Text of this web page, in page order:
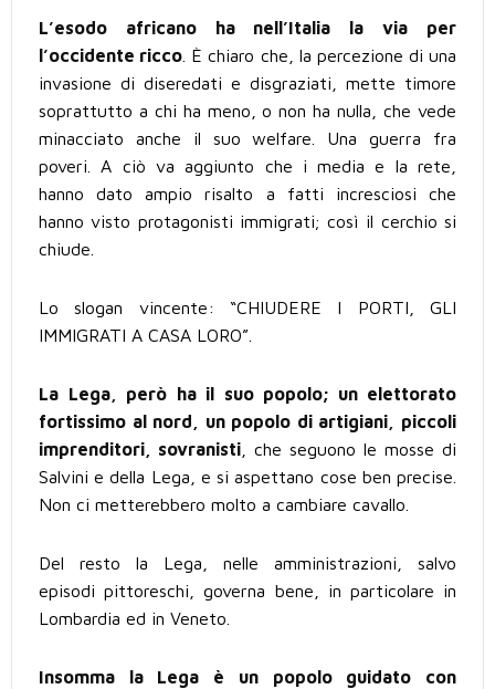
L’esodo africano ha nell’Italia la via per
l’occidente ricco . È chiaro che, la percezione di una
invasione di diseredati e disgraziati, mette timore
soprattutto a chi ha meno, o non ha nulla, che vede
minacciato anche il suo welfare. Una guerra fra
poveri. A ciò va aggiunto che i media e la rete,
hanno dato ampio risalto a fatti incresciosi che
hanno visto protagonisti immigrati; così il cerchio si
chiude.
Lo slogan vincente: “CHIUDERE I PORTI, GLI
IMMIGRATI A CASA LORO”.
La Lega, però ha il suo popolo; un elettorato
fortissimo al nord, un popolo di artigiani, piccoli
imprenditori, sovranisti , che seguono le mosse di
Salvini e della Lega, e si aspettano cose ben precise.
Non ci metterebbero molto a cambiare cavallo.
Del resto la Lega, nelle amministrazioni, salvo
episodi pittoreschi, governa bene, in particolare in
Lombardia ed in Veneto.
Insomma la Lega è un popolo guidato con